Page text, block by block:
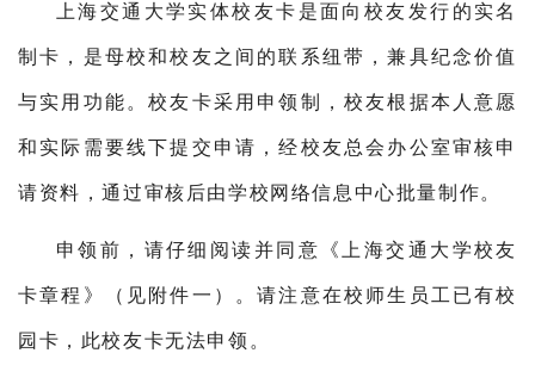
上海交通大学实体校友卡是面向校友发行的实名
制卡，是母校和校友之间的联系纽带，兼具纪念价值
与实用功能。校友卡采用申领制，校友根据本人意愿
和实际需要线下提交申请，经校友总会办公室审核申
请资料，通过审核后由学校网络信息中心批量制作。
申领前，请仔细阅读并同意《上海交通大学校友
卡章程》（见附件一）。请注意在校师生员工已有校
园卡，此校友卡无法申领。